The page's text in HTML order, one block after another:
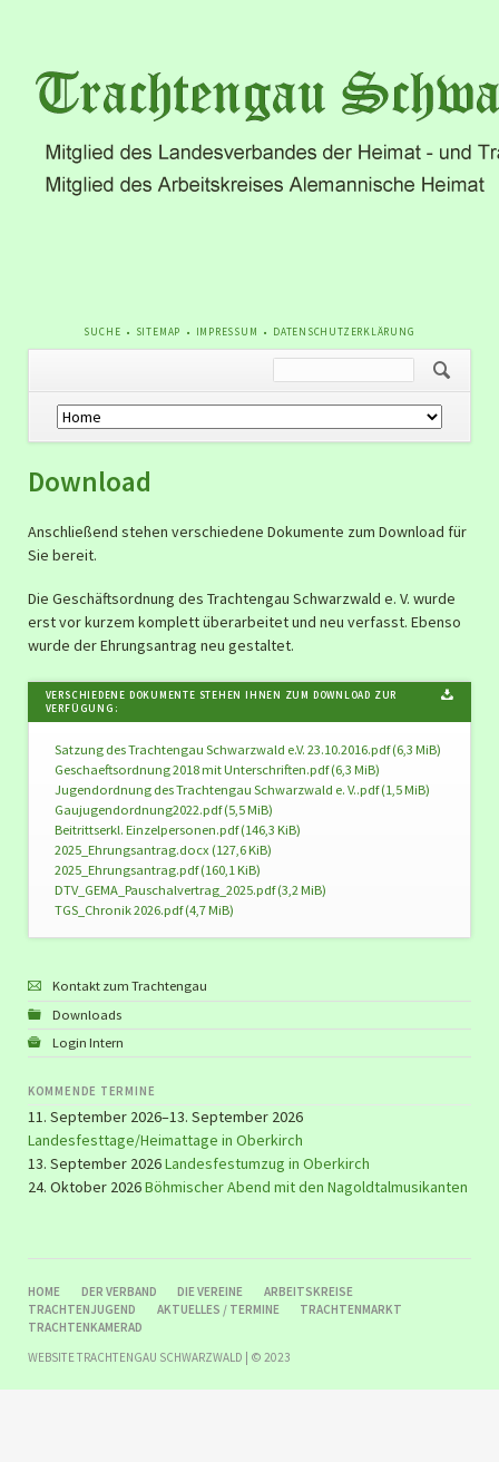
NAVIGATION
SUCHE SITEMAP IMPRESSUM DATENSCHUTZERKLÄRUNG
Navigation
überspringen
Download
Anschließend stehen verschiedene Dokumente zum Download für
Sie bereit.
Die Geschäftsordnung des Trachtengau Schwarzwald e. V. wurde
erst vor kurzem komplett überarbeitet und neu verfasst. Ebenso
wurde der Ehrungsantrag neu gestaltet.
VERSCHIEDENE DOKUMENTE STEHEN IHNEN ZUM DOWNLOAD ZUR
VERFÜGUNG:
Satzung des Trachtengau Schwarzwald e.V. 23.10.2016.pdf(6,3 MiB)
Geschaeftsordnung 2018 mit Unterschriften.pdf(6,3 MiB)
Jugendordnung des Trachtengau Schwarzwald e. V..pdf(1,5 MiB)
Gaujugendordnung2022.pdf(5,5 MiB)
Beitrittserkl. Einzelpersonen.pdf(146,3 KiB)
2025_Ehrungsantrag.docx (127,6 KiB)
2025_Ehrungsantrag.pdf(160,1 KiB)
DTV_GEMA_Pauschalvertrag_2025.pdf(3,2 MiB)
TGS_Chronik 2026.pdf(4,7 MiB)
Kontakt zum Trachtengau
Downloads
Login Intern
KOMMENDE TERMINE
11. September 2026–13. September 2026
Landesfesttage/Heimattage in Oberkirch
13. September 2026Landesfestumzug in Oberkirch
24. Oktober 2026Böhmischer Abend mit den Nagoldtalmusikanten
NAVIGATION
ÜBERSPRINGEN
HOME DER VERBAND DIE VEREINE
ARBEITSKREISE
TRACHTENJUGEND
AKTUELLES / TERMINE
TRACHTENMARKT
TRACHTENKAMERAD
WEBSITE TRACHTENGAU SCHWARZWALD | © 2023